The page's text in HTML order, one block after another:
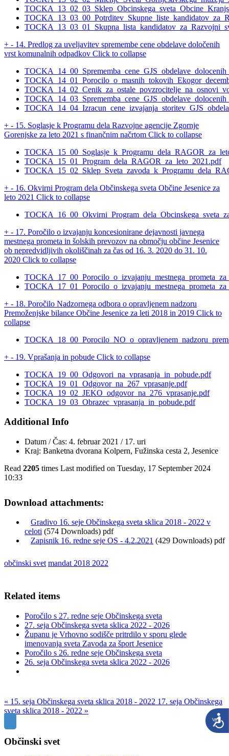
+ - 14. Predlog za uveljavitev spremembe cene obdelave določenih
vrst komunalnih odpadkov Click to collapse
+ - 15. Soglasje k Programu dela Razvojne agencije Zgornje
Gorenjske za leto 2021 s finančnim načrtom Click to collapse
TOCKA_15_01_Program_dela_RAGOR_za_leto_2021.pdf
+ - 16. Okvirni Program dela Občinskega sveta Občine Jesenice za
leto 2021 Click to collapse
+ - 17. Poročilo o izvajanju koncesionirane dejavnosti javnega
mestnega prometa in šolskih prevozov na območju občine Jesenice
ob nepredvidljivih okoliščinah za čas od 16. 3. 2020 do 31. 10.
2020 Click to collapse
+ - 18. Poročilo Nadzornega odbora o opravljenem nadzoru
Premoženjske bilance Občine Jesenice za leti 2018 in 2019 Click to
collapse
+ - 19. Vprašanja in pobude Click to collapse
TOCKA_19_00_Odgovori_na_vprasanja_in_pobude.pdf
TOCKA_19_01_Odgovor_na_267_vprasanje.pdf
TOCKA_19_02_JEKO_odgovor_na_276_vprasanje.pdf
TOCKA_19_03_Obrazec_vprasanja_in_pobude.pdf
Additional Info
Datum / Čas: 4. februar 2021 / 17. uri
Kraj: Banketna dvorana Kolpern, Fužinska cesta 2, Jesenice
Read 2205 times Last modified on Tuesday, 17 September 2024
10:33
Download attachments:
Gradivo 16. seje Občinskega sveta sklica 2018 - 2022 v
celoti (574 Downloads) pdf
Zapisnik 16. redne seje OS - 4.2.2021 (429 Downloads) pdf
občinski svet mandat 2018 2022
Related items
Poročilo s 27. redne seje Občinskega sveta
27. seja Občinskega sveta sklica 2022 - 2026
Županu je Vrhovno sodišče pritrdilo v sporu glede
imenovanja sveta Zavoda za šport Jesenice
Poročilo s 26. redne seje Občinskega sveta
26. seja Občinskega sveta sklica 2022 - 2026
« 15. seja Občinskega sveta sklica 2018 - 2022 17. seja Občinskega
sveta sklica 2018 - 2022 »
Občinski svet